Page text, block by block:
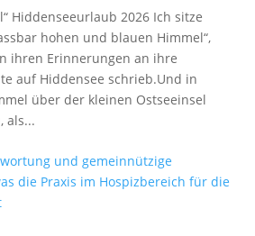
Hiddenseeurlaub 2026 Ich sitze
hohen und blauen Himmel“,
ihren Erinnerungen an ihre
auf Hiddensee schrieb.Und in
über der kleinen Ostseeinsel
als...